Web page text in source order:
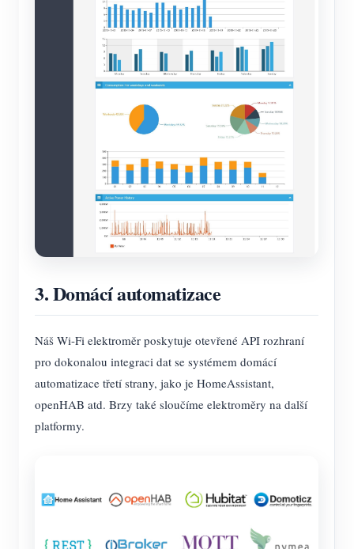
3. Domácí automatizace
Náš Wi-Fi elektroměr poskytuje otevřené API rozhraní
pro dokonalou integraci dat se systémem domácí
automatizace třetí strany, jako je HomeAssistant,
openHAB atd. Brzy také sloučíme elektroměry na další
platformy.